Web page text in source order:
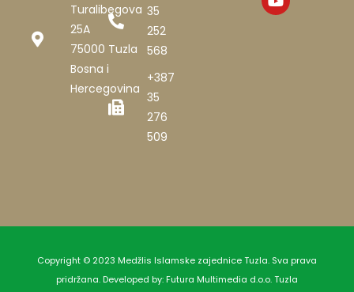
Turalibegova
25A
75000 Tuzla
Bosna i
Hercegovina
35
252
568
+387
35
276
509
Copyright © 2023 Medžlis Islamske zajednice Tuzla. Sva prava
pridržana. Developed by: Futura Multimedia d.o.o. Tuzla